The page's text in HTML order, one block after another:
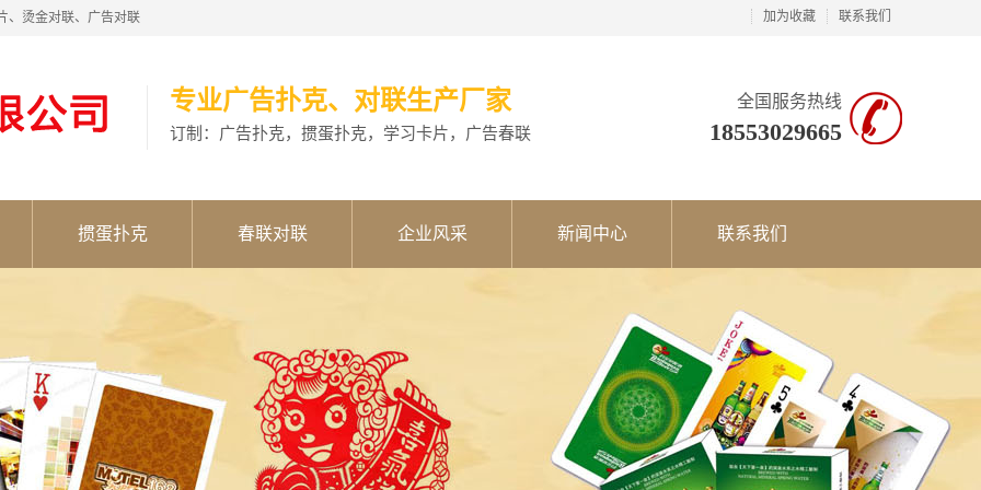
、烫金对联、广告对联 加为收藏 联系我们
专业广告扑克、对联生产厂家
订制：广告扑克，掼蛋扑克，学习卡片，广告春联
全国服务热线
18553029665
掼蛋扑克 春联对联 企业风采 新闻中心 联系我们